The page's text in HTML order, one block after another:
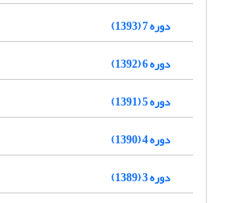
دوره 7 (1393)
دوره 6 (1392)
دوره 5 (1391)
دوره 4 (1390)
دوره 3 (1389)